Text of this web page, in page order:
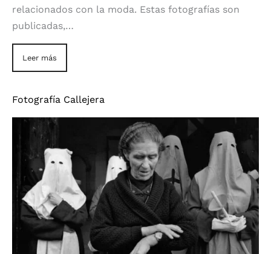
relacionados con la moda. Estas fotografías son
publicadas,…
Leer más
Fotografía Callejera